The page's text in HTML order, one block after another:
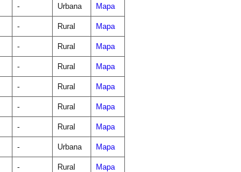
- Urbana Mapa
- Rural Mapa
- Rural Mapa
- Rural Mapa
- Rural Mapa
- Rural Mapa
- Rural Mapa
- Urbana Mapa
- Rural Mapa